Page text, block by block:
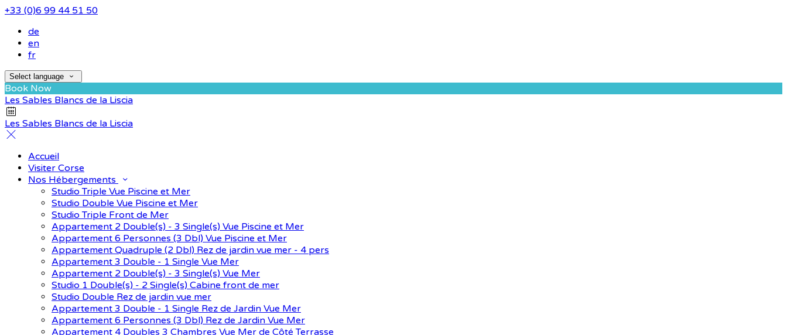
+33 (0)6 99 44 51 50
de
en
fr
Select language
Book Now
Les Sables Blancs de la Liscia
Les Sables Blancs de la Liscia
Accueil
Visiter Corse
Nos Hébergements
Studio Triple Vue Piscine et Mer
Studio Double Vue Piscine et Mer
Studio Triple Front de Mer
Appartement 2 Double(s) - 3 Single(s) Vue Piscine et Mer
Appartement 6 Personnes (3 Dbl) Vue Piscine et Mer
Appartement Quadruple (2 Dbl) Rez de jardin vue mer - 4 pers
Appartement 3 Double - 1 Single Vue Mer
Appartement 2 Double(s) - 3 Single(s) Vue Mer
Studio 1 Double(s) - 2 Single(s) Cabine front de mer
Studio Double Rez de jardin vue mer
Appartement 3 Double - 1 Single Rez de Jardin Vue Mer
Appartement 6 Personnes (3 Dbl) Rez de Jardin Vue Mer
Appartement 4 Doubles 3 Chambres Vue Mer de Côté Terrasse